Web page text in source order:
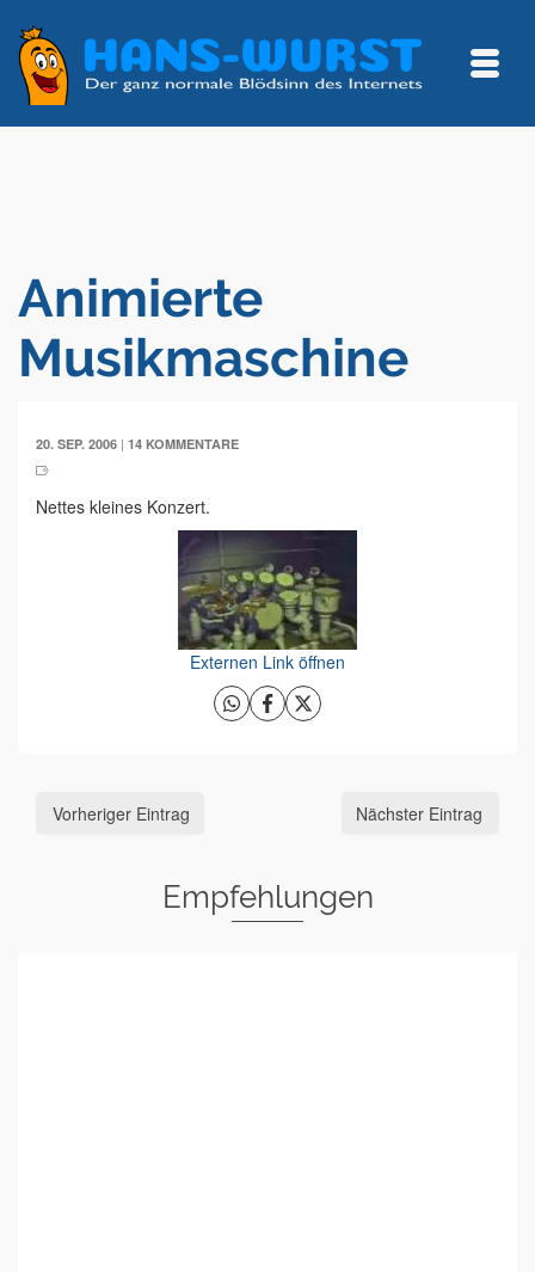
Animierte
Musikmaschine
20. SEP. 2006 | 14 KOMMENTARE
Nettes kleines Konzert.
Externen Link öffnen
Vorheriger Eintrag Nächster Eintrag
Empfehlungen